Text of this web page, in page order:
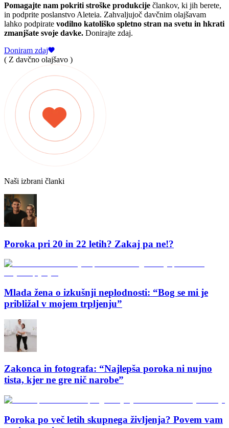
Pomagajte nam pokriti stroške produkcije člankov, ki jih berete,
in podprite poslanstvo Aleteia. Zahvaljujoč davčnim olajšavam
lahko podpirate vodilno katoliško spletno stran na svetu in hkrati
zmanjšate svoje davke. Donirajte zdaj.
Doniram zdaj
( Z davčno olajšavo )
Naši izbrani članki
Poroka pri 20 in 22 letih? Zakaj pa ne!?
Mlada žena o izkušnji neplodnosti: “Bog se mi je
približal v mojem trpljenju”
Zakonca in fotografa: “Najlepša poroka ni nujno
tista, kjer ne gre nič narobe”
Poroka po več letih skupnega življenja? Povem vam